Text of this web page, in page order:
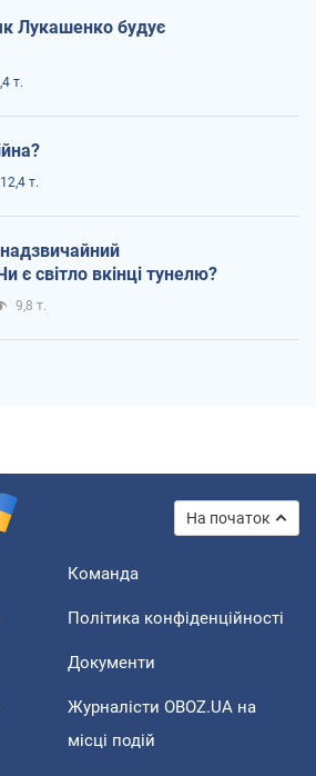
Лукашенко будує
т.
12,4 т.
є світло вкінці тунелю?
9,8 т.
На початок
Команда
Політика конфіденційності
Документи
Журналісти OBOZ.UA на
місці подій